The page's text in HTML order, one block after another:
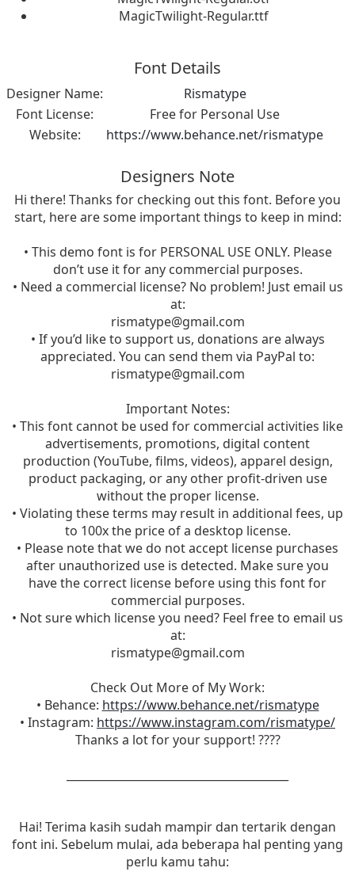
MagicTwilight-Regular.ttf
Font Details
Designer Name:
Rismatype
Font License:
Free for Personal Use
Website:
https://www.behance.net/rismatype
Designers Note
Hi there! Thanks for checking out this font. Before you
start, here are some important things to keep in mind:
• This demo font is for PERSONAL USE ONLY. Please
don’t use it for any commercial purposes.
• Need a commercial license? No problem! Just email us
at:
rismatype@gmail.com
• If you’d like to support us, donations are always
appreciated. You can send them via PayPal to:
rismatype@gmail.com
Important Notes:
• This font cannot be used for commercial activities like
advertisements, promotions, digital content
production (YouTube, films, videos), apparel design,
product packaging, or any other profit-driven use
without the proper license.
• Violating these terms may result in additional fees, up
to 100x the price of a desktop license.
• Please note that we do not accept license purchases
after unauthorized use is detected. Make sure you
have the correct license before using this font for
commercial purposes.
• Not sure which license you need? Feel free to email us
at:
rismatype@gmail.com
Check Out More of My Work:
• Behance: https://www.behance.net/rismatype
• Instagram: https://www.instagram.com/rismatype/
Thanks a lot for your support! ????
Hai! Terima kasih sudah mampir dan tertarik dengan
font ini. Sebelum mulai, ada beberapa hal penting yang
perlu kamu tahu: